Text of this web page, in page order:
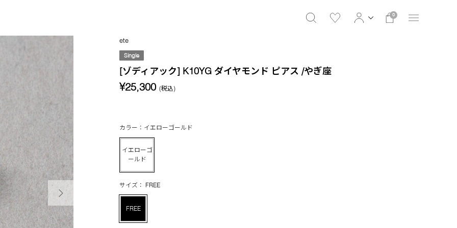
0
次の画像
ete
Single
[ゾディアック] K10YG ダイヤモンド ピアス /やぎ座
¥25,300 (税込)
カラー：イエローゴールド
イエローゴ
ールド
サイズ： FREE
FREE